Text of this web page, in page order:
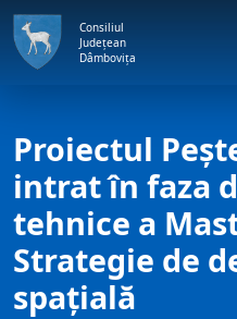
Consiliul
Județean
Dâmbovița
Proiectul
intrat în faza
tehnice a
Strategie de
spațială